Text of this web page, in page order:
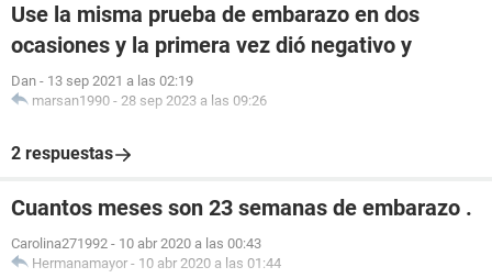
Use la misma prueba de embarazo en dos
ocasiones y la primera vez dió negativo y
Dan - 13 sep 2021 a las 02:19
marsan1990 - 28 sep 2023 a las 09:26
2 respuestas
Cuantos meses son 23 semanas de embarazo .
Carolina271992 - 10 abr 2020 a las 00:43
Hermanamayor - 10 abr 2020 a las 01:44